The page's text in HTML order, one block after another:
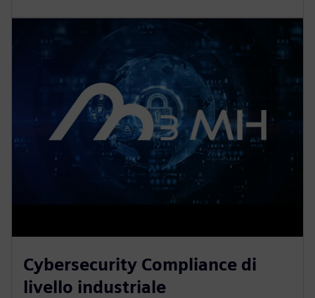
Cybersecurity Compliance di
livello industriale